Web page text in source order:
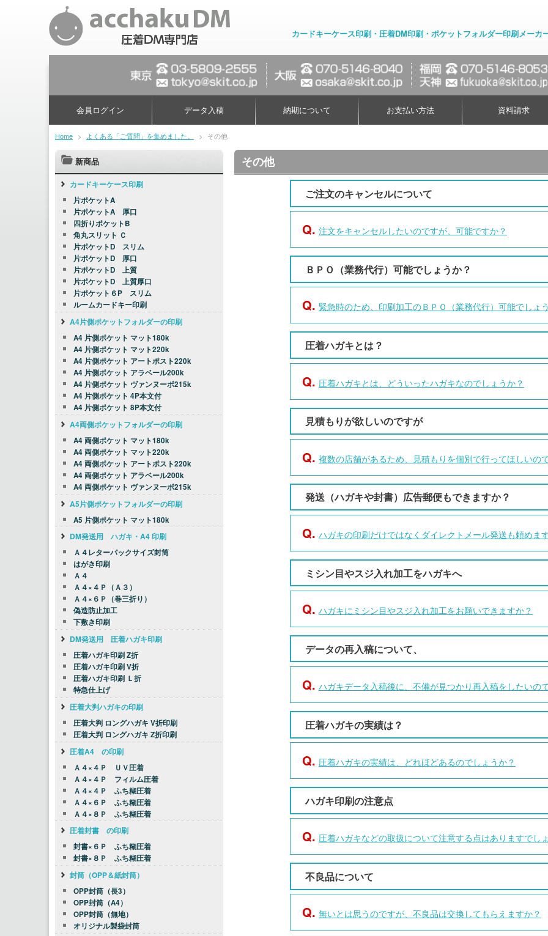
カードキーケース印刷・圧着DM印刷・ポケットフォルダー印刷メー
会員ログイン データ入稿 納期について お支払い方法 資料請求
Home > よくある「ご質問」を集めました。 > その他
その他
ご注文のキャンセルについて
Q. 注文をキャンセルしたいのですが、可能ですか？
ＢＰＯ（業務代行）可能でしょうか？
Q. 緊急時のため、印刷加工のＢＰＯ（業務代行）可能でしょ
圧着ハガキとは？
Q. 圧着ハガキとは、どういったハガキなのでしょうか？
見積もりが欲しいのですが
Q. 複数の店舗があるため、見積もりを個別で行ってほしいの
発送（ハガキや封書）広告郵便もできますか？
Q. ハガキの印刷だけではなくダイレクトメール発送も頼めま
ミシン目やスジ入れ加工をハガキへ
Q. ハガキにミシン目やスジ入れ加工をお願いできますか？
データの再入稿について、
Q. ハガキデータ入稿後に、不備が見つかり再入稿をしたいの
圧着ハガキの実績は？
Q. 圧着ハガキの実績は、どれほどあるのでしょうか？
ハガキ印刷の注意点
Q. 圧着ハガキなどの取扱について注意する点はありますでし
不良品について
Q. 無いとは思うのですが、不良品は交換してもらえますか？
新商品
カードキーケース印刷
片ポケットA
片ポケットA 厚口
四折りポケットB
角丸スリット Ｃ
片ポケットD スリム
片ポケットD 厚口
片ポケットD 上質
片ポケットD 上質厚口
片ポケット６P スリム
ルームカードキー印刷
A4片側ポケットフォルダーの印刷
A4 片側ポケット マット180k
A4 片側ポケット マット220k
A4 片側ポケット アートポスト220k
A4 片側ポケット アラベール200k
A4 片側ポケット ヴァンヌーボ215k
A4 片側ポケット 4P本文付
A4 片側ポケット 8P本文付
A4両側ポケットフォルダーの印刷
A4 両側ポケット マット180k
A4 両側ポケット マット220k
A4 両側ポケット アートポスト220k
A4 両側ポケット アラベール200k
A4 両側ポケット ヴァンヌーボ215k
A5片側ポケットフォルダーの印刷
A5 片側ポケット マット180k
DM発送用 ハガキ・A4 印刷
Ａ４レターパックサイズ封筒
はがき印刷
Ａ４
Ａ４×４Ｐ（Ａ３）
Ａ４×６Ｐ（巻三折り）
偽造防止加工
下敷き印刷
DM発送用 圧着ハガキ印刷
圧着ハガキ印刷 Z折
圧着ハガキ印刷 V折
圧着ハガキ印刷 Ｌ折
特急仕上げ
圧着大判ハガキの印刷
圧着大判 ロングハガキ V折印刷
圧着大判 ロングハガキ Z折印刷
圧着A4 の印刷
Ａ４×４Ｐ ＵＶ圧着
Ａ４×４Ｐ フィルム圧着
Ａ４×４Ｐ ふち糊圧着
Ａ４×６Ｐ ふち糊圧着
Ａ４×８Ｐ ふち糊圧着
圧着封書 の印刷
封書×６Ｐ ふち糊圧着
封書×８Ｐ ふち糊圧着
封筒（OPP＆紙封筒）
OPP封筒（長3）
OPP封筒（A4）
OPP封筒（無地）
オリジナル製袋封筒